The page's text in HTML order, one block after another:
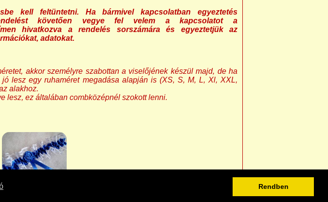
Rendben
kell feltüntetni. Ha bármivel kapcsolatban egyeztetés
követően vegye fel velem a kapcsolatot a
hivatkozva a rendelés sorszámára és egyeztetjük az
adatokat.
akkor személyre szabottan a viselőjének készül majd, de ha
lesz egy ruhaméret megadása alapján is (XS, S, M, L, Xl, XXL,
alakhoz.
lesz, ez általában combközépnél szokott lenni.